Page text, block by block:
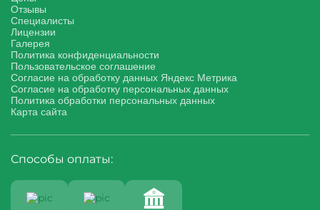
Отзывы
Специалисты
Лицензии
Галерея
Политика конфиденциальности
Пользовательское соглашение
Согласие на обработку данных Яндекс Метрика
Согласие на обработку персональных данных
Политика обработки персональных данных
Карта сайта
Способы оплаты: